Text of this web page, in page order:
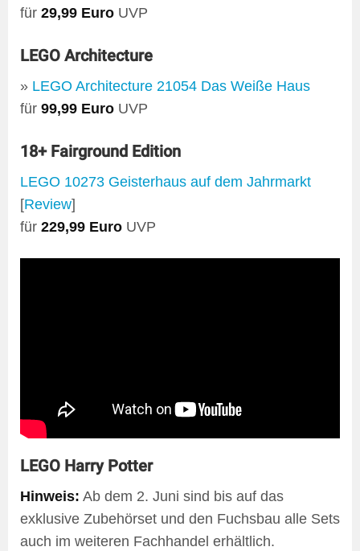
für 29,99 Euro UVP
LEGO Architecture
» LEGO Architecture 21054 Das Weiße Haus
für 99,99 Euro UVP
18+ Fairground Edition
LEGO 10273 Geisterhaus auf dem Jahrmarkt
[Review]
für 229,99 Euro UVP
LEGO Harry Potter
Hinweis: Ab dem 2. Juni sind bis auf das
exklusive Zubehörset und den Fuchsbau alle Sets
auch im weiteren Fachhandel erhältlich.